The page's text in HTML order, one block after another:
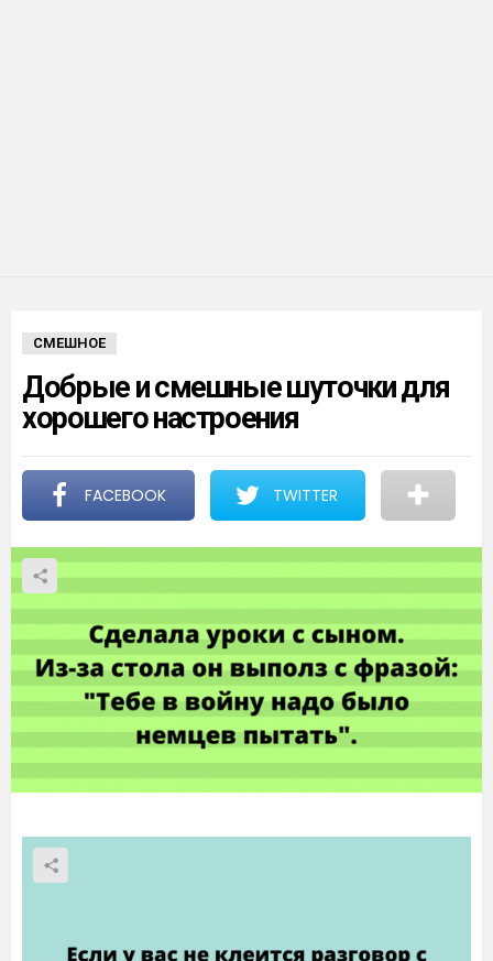
СМЕШНОЕ
Добрые и смешные шуточки для
хорошего настроения
FACEBOOK TWITTER